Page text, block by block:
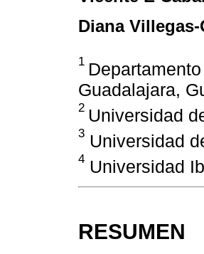
Diana
1
Guadalajara,
2 Universidad
3 Universidad
4 Universidad
RESUMEN